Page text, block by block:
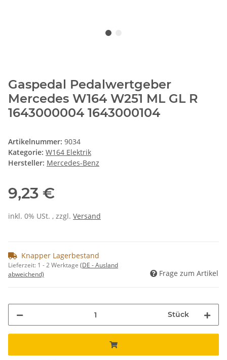
Gaspedal Pedalwertgeber
Mercedes W164 W251 ML GL R
1643000004 1643000104
Artikelnummer: 9034
Kategorie: W164 Elektrik
Hersteller: Mercedes-Benz
9,23 €
inkl. 0% USt. , zzgl. Versand
Knapper Lagerbestand
Lieferzeit: 1 - 2 Werktage (DE - Ausland
abweichend)
Frage zum Artikel
Stück